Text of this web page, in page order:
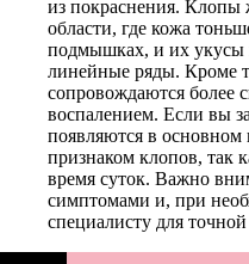
из покраснения. Клопы
области, где кожа
подмышках, и их укусы
линейные ряды. Кроме
сопровождаются более
воспалением. Если вы
появляются в
признаком клопов, так
время суток. Важно
симптомами и, при
специалисту для